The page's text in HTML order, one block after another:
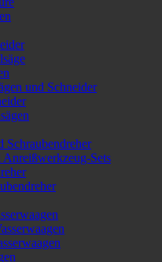
und Schneider
Schraubendreher
Sets